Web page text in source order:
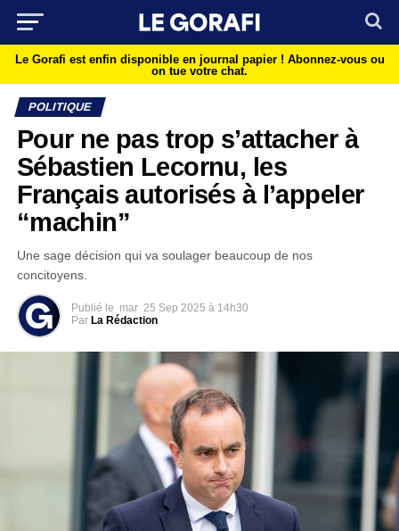
Le Gorafi est enfin disponible en journal papier ! Abonnez-vous ou
on tue votre chat.
POLITIQUE
Pour ne pas trop s’attacher à
Sébastien Lecornu, les
Français autorisés à l’appeler
“machin”
Une sage décision qui va soulager beaucoup de nos
concitoyens.
Publié le mar 25 Sep 2025 à 14h30
Par La Rédaction